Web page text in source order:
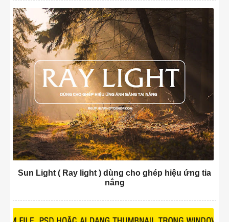
Sun Light ( Ray light ) dùng cho ghép hiệu ứng tia
nắng